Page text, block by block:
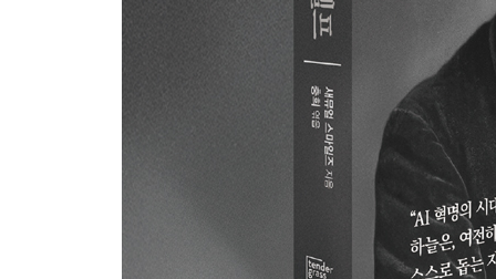
5. 순수한 마음과 의지로 스스로를 세울 때: 존 하워
6. 나는 이 명령을 감당할 수 없습니다: 조지 워싱턴
7. 제 삶은 고된 수고 그 자체였습니다: 존 햄던
6장. 인격, 죽음보다 강한 것: “나는 무엇을 끝까지
1. 저는 여기 서 있습니다: 마르틴 루터
2. 아널드 선생님은 항상 우리 말을 믿으시니까: 토
3. 우리는 우리의 의무를 알고 있습니다: 웰링턴 공